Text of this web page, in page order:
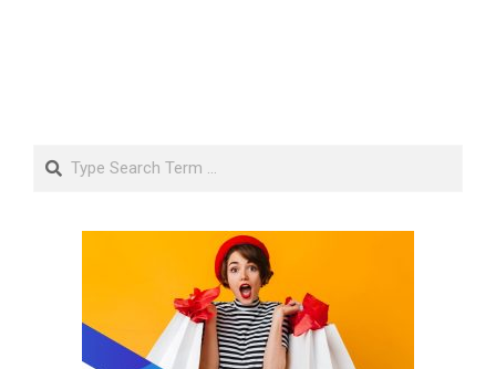
Search